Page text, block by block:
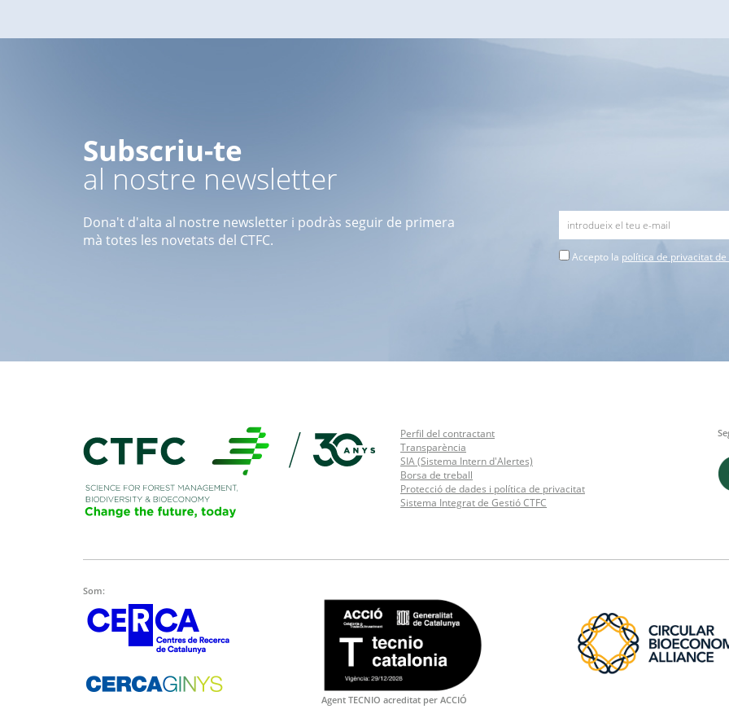
Subscriu-te
al nostre newsletter
Dona't d'alta al nostre newsletter i podràs seguir de primera
mà totes les novetats del CTFC.
Accepto la política de privacitat de
Perfil del contractant
Transparència
SIA (Sistema Intern d'Alertes)
Borsa de treball
Protecció de dades i política de privacitat
Sistema Integrat de Gestió CTFC
Som:
Agent TECNIO acreditat per ACCIÓ